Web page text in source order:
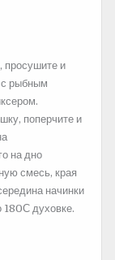
просушите и
с рыбным
поперчите и
на дно
смесь, края
начинки
180С духовке.